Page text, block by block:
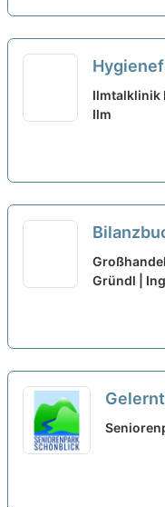
- Wir
Team!
Ilmtalklinik
Ilm
Std./
Gründl |
in